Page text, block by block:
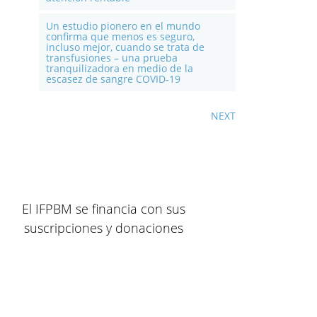
Un estudio pionero en el mundo
confirma que menos es seguro,
incluso mejor, cuando se trata de
transfusiones – una prueba
tranquilizadora en medio de la
escasez de sangre COVID-19
NEXT
El IFPBM se financia con sus
suscripciones y donaciones